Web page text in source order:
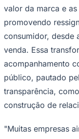
Palmeiras
valor da marca e
promovendo
consumidor, desde
venda. Essa
acompanhamento
público, pautado
transparência,
construção de
"Muitas empresas